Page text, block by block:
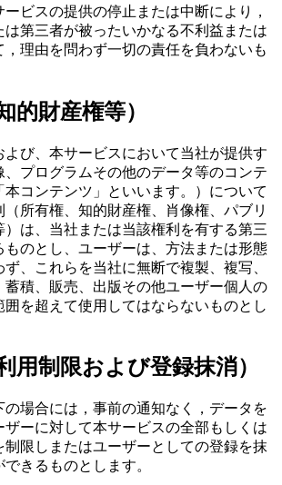
ービスの提供の停止または中断により，
は第三者が被ったいかなる不利益または
，理由を問わず一切の責任を負わないも
的財産権等）
よび、本サービスにおいて当社が提供す
、プログラムその他のデータ等のコンテ
本コンテンツ」といいます。）について
（所有権、知的財産権、肖像権、パブリ
）は、当社または当該権利を有する第三
ものとし、ユーザーは、方法または形態
、これらを当社に無断で複製、複写、
蓄積、販売、出版その他ユーザー個人の
囲を超えて使用してはならないものとし
用制限および登録抹消）
の場合には，事前の通知なく，データを
ザーに対して本サービスの全部もしくは
制限しまたはユーザーとしての登録を抹
きるものとします。